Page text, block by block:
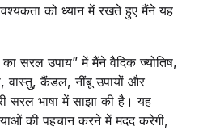
को ध्यान में रखते हुए मैंने यह
सरल उपाय” में मैंने वैदिक ज्योतिष,
वास्तु, कैंडल, नींबू उपायों और
सरल भाषा में साझा की है। यह
की पहचान करने में मदद करेगी,